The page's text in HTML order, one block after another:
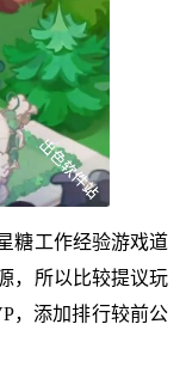
糖工作经验游戏道
，所以比较提议玩
，添加排行较前公